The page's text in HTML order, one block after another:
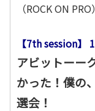
（ROCK ON PRO）
【7th session】
アビットーー
かった！僕の
選会！